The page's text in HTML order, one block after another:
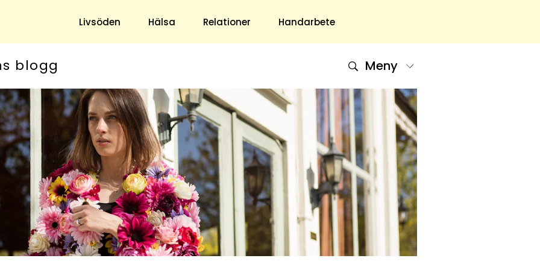
Livsöden Hälsa Relationer Handarbete
& Trädgård
Hushåll
Ekonomi
Mat & Dryck
& Antikt
DIY - Gör Det Själv
Underhållning
Nöje
TV
Horoskop
Quiz
Om Oss
Om Oss & Kontakt
Tidningar Hos Allas.se
Nyhetsbrev
Om Cookies
Integritetspolicy
Skapa Konto
Hantera Preferenser
blogg Meny